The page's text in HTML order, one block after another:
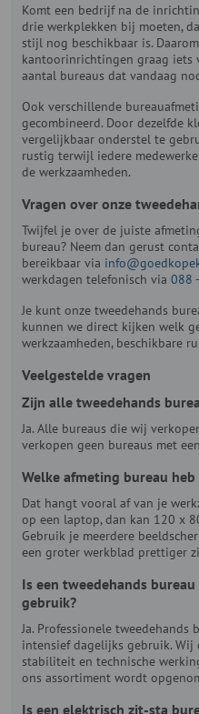
Komt een bedrijf na de
drie werkplekken bij moeten,
stijl nog beschikbaar is.
kantoorinrichtingen graag iets
aantal bureaus dat vandaag
Ook verschillende
gecombineerd. Door dezelfde
vergelijkbaar onderstel te
rustig terwijl iedere
de werkzaamheden.
Vragen over onze
Twijfel je over de juiste
bureau? Neem dan gerust
bereikbaar via
werkdagen telefonisch via 088
Je kunt onze tweedehands
kunnen we direct kijken welk
werkzaamheden, beschikbare
Veelgestelde vragen
Zijn alle tweedehands
Ja. Alle bureaus die wij
verkopen geen bureaus met
Welke afmeting bureau
Dat hangt vooral af van je
op een laptop, dan kan 120 x
Gebruik je meerdere
een groter werkblad prettiger
Is een tweedehands
gebruik?
Ja. Professionele tweedehands
intensief dagelijks gebruik.
stabiliteit en technische
ons assortiment wordt
Is een elektrisch zit-sta